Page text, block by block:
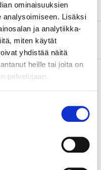
ominaisuuksien
analysoimiseen. Lisäksi
ja analytiikka-
miten käytät
yhdistää näitä
heille tai joita on
palvelujaan.
inom 2 timmar!